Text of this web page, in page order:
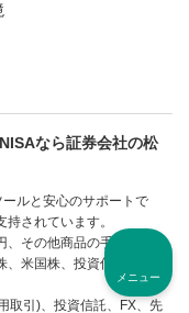
メニュー
なら証券会社の松
ルと安心のサポートで
されています。
その他商品の手数料も業
米国株、投資信託はすべ
取引)、投資信託、FX、先